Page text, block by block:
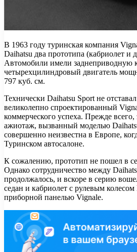
В 1963 году туринская компания
Daihatsu два прототипа (кабриолет и
Автомобили имели заднеприводную
четырехцилиндровый двигатель
797 куб. см.
Технически Daihatsu Sport не
великолепно спроектированный
коммерческого успеха. Прежде всего,
ажиотаж, вызванный моделью
совершенно неизвестна в Европе,
Туринском автосалоне.
К сожалению, прототип не пошел в
Однако сотрудничество между
продолжалось, и вскоре в серию
седан и кабриолет с рулевым
приборной панелью Vignale.